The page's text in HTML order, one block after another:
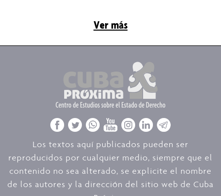
Ver más
Los textos aquí publicados pueden ser
reproducidos por cualquier medio, siempre que el
contenido no sea alterado, se explicite el nombre
de los autores y la dirección del sitio web de Cuba